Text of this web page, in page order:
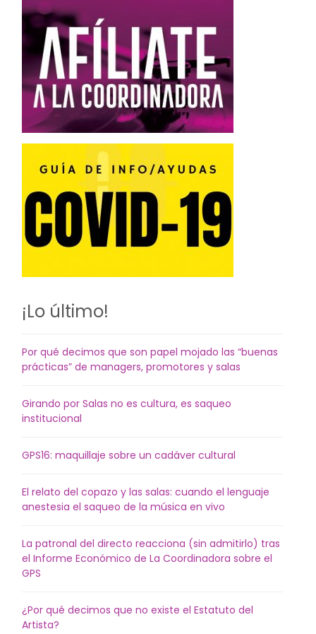
¡Lo último!
Por qué decimos que son papel mojado las “buenas
prácticas” de managers, promotores y salas
Girando por Salas no es cultura, es saqueo
institucional
GPS16: maquillaje sobre un cadáver cultural
El relato del copazo y las salas: cuando el lenguaje
anestesia el saqueo de la música en vivo
La patronal del directo reacciona (sin admitirlo) tras
el Informe Económico de La Coordinadora sobre el
GPS
¿Por qué decimos que no existe el Estatuto del
Artista?